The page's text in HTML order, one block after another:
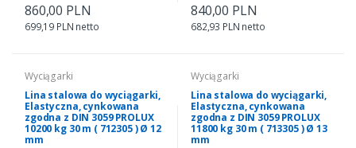
860,00 PLN
699,19 PLN netto
840,00 PLN
682,93 PLN netto
Wyciągarki
Lina stalowa do wyciągarki,
Elastyczna, cynkowana
zgodna z DIN 3059 PROLUX
10200 kg 30 m ( 712305 ) Ø 12
mm
Wyciągarki
Lina stalowa do wyciągarki,
Elastyczna, cynkowana
zgodna z DIN 3059 PROLUX
11800 kg 30 m ( 713305 ) Ø 13
mm